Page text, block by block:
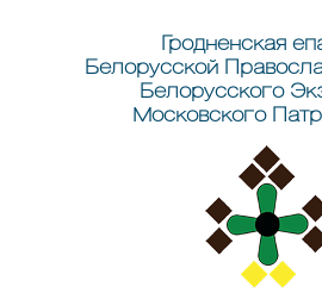
Гродненская
Белорусской
Белорусского
Московского